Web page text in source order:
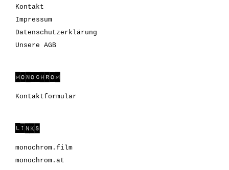
Kontakt
Impressum
Datenschutzerklärung
Unsere AGB
MONOCHROM
Kontaktformular
LINKS
monochrom.film
monochrom.at